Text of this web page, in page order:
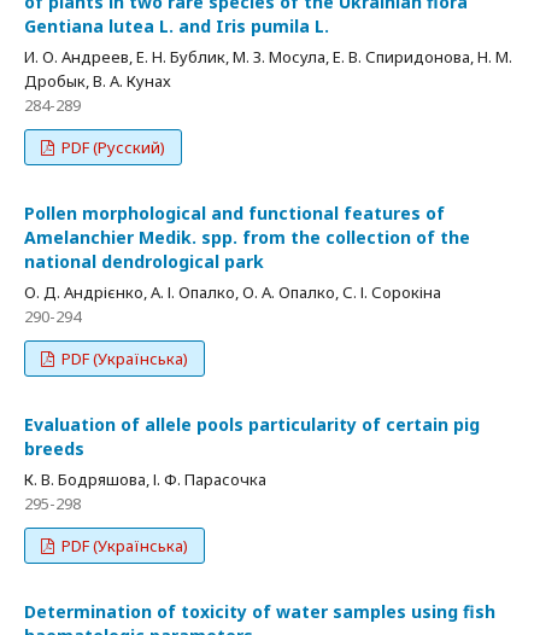
Gentiana lutea L. and Iris pumila L.
И. О. Андреев, Е. Н. Бублик, М. З. Мосула, Е. В. Спиридонова, Н. М.
Дробык, В. А. Кунах
284-289
PDF (Русский)
Pollen morphological and functional features of
Amelanchier Medik. spp. from the collection of the
national dendrological park
О. Д. Андрієнко, А. І. Опалко, О. А. Опалко, С. І. Сорокіна
290-294
PDF (Українська)
Evaluation of allele pools particularity of certain pig
breeds
К. В. Бодряшова, І. Ф. Парасочка
295-298
PDF (Українська)
Determination of toxicity of water samples using fish